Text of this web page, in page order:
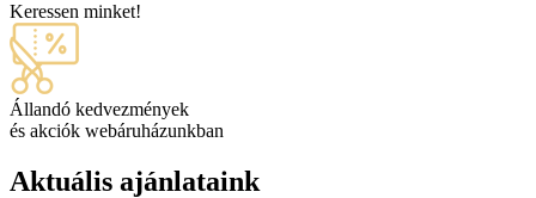
Keressen minket!
Állandó kedvezmények
és akciók webáruházunkban
Aktuális ajánlataink